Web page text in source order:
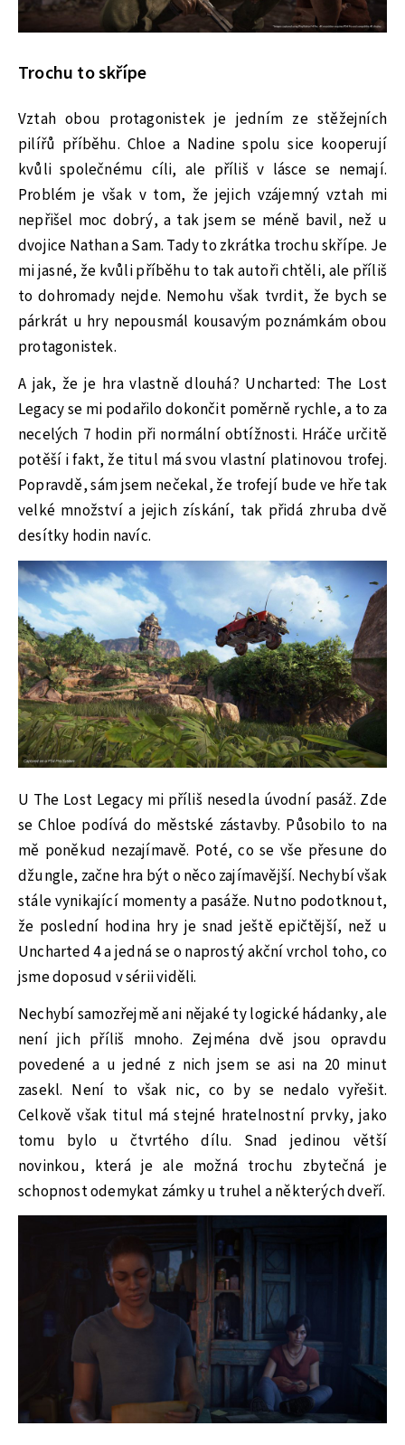
Trochu to skřípe
Vztah obou protagonistek je jedním ze stěžejních
pilířů příběhu. Chloe a Nadine spolu sice kooperují
kvůli společnému cíli, ale příliš v lásce se nemají.
Problém je však v tom, že jejich vzájemný vztah mi
nepřišel moc dobrý, a tak jsem se méně bavil, než u
dvojice Nathan a Sam. Tady to zkrátka trochu skřípe. Je
mi jasné, že kvůli příběhu to tak autoři chtěli, ale příliš
to dohromady nejde. Nemohu však tvrdit, že bych se
párkrát u hry nepousmál kousavým poznámkám obou
protagonistek.
A jak, že je hra vlastně dlouhá? Uncharted: The Lost
Legacy se mi podařilo dokončit poměrně rychle, a to za
necelých 7 hodin při normální obtížnosti. Hráče určitě
potěší i fakt, že titul má svou vlastní platinovou trofej.
Popravdě, sám jsem nečekal, že trofejí bude ve hře tak
velké množství a jejich získání, tak přidá zhruba dvě
desítky hodin navíc.
U The Lost Legacy mi příliš nesedla úvodní pasáž. Zde
se Chloe podívá do městské zástavby. Působilo to na
mě poněkud nezajímavě. Poté, co se vše přesune do
džungle, začne hra být o něco zajímavější. Nechybí však
stále vynikající momenty a pasáže. Nutno podotknout,
že poslední hodina hry je snad ještě epičtější, než u
Uncharted 4 a jedná se o naprostý akční vrchol toho, co
jsme doposud v sérii viděli.
Nechybí samozřejmě ani nějaké ty logické hádanky, ale
není jich příliš mnoho. Zejména dvě jsou opravdu
povedené a u jedné z nich jsem se asi na 20 minut
zasekl. Není to však nic, co by se nedalo vyřešit.
Celkově však titul má stejné hratelnostní prvky, jako
tomu bylo u čtvrtého dílu. Snad jedinou větší
novinkou, která je ale možná trochu zbytečná je
schopnost odemykat zámky u truhel a některých dveří.